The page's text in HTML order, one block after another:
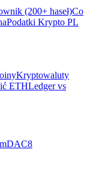
(200+ haseł)Co
Podatki Krypto PL
Kryptowaluty
ETHLedger vs
DAC8